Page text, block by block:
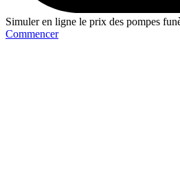
Simuler en ligne le prix des pompes
Commencer